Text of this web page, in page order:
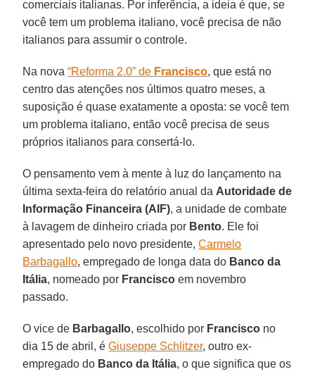
comerciais italianas. Por inferência, a ideia é que, se
você tem um problema italiano, você precisa de não
italianos para assumir o controle.
Na nova“Reforma 2.0” de Francisco, que está no
centro das atenções nos últimos quatro meses, a
suposição é quase exatamente a oposta: se você tem
um problema italiano, então você precisa de seus
próprios italianos para consertá-lo.
O pensamento vem à mente à luz do lançamento na
última sexta-feira do relatório anual da Autoridade de
Informação Financeira (AIF), a unidade de combate
à lavagem de dinheiro criada por Bento. Ele foi
apresentado pelo novo presidente,Carmelo
Barbagallo, empregado de longa data do Banco da
Itália, nomeado por Francisco em novembro
passado.
O vice de Barbagallo, escolhido por Francisco no
dia 15 de abril, éGiuseppe Schlitzer, outro ex-
empregado do Banco da Itália, o que significa que os